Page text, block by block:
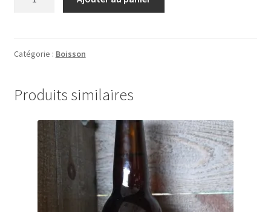
Val
75
Catégorie : Boisson
Produits similaires